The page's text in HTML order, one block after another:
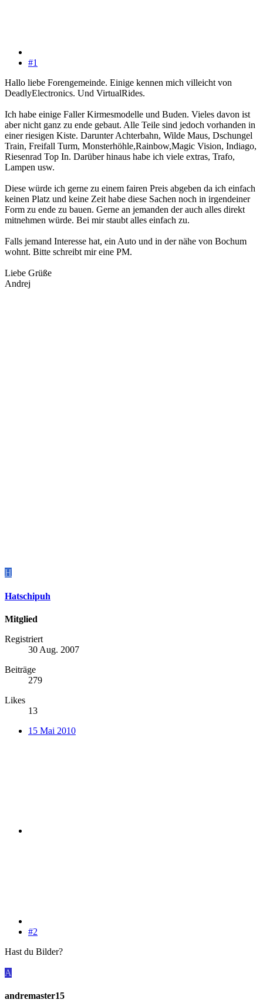
#1
Hallo liebe Forengemeinde. Einige kennen mich villeicht von
DeadlyElectronics. Und VirtualRides.
Ich habe einige Faller Kirmesmodelle und Buden. Vieles davon ist
aber nicht ganz zu ende gebaut. Alle Teile sind jedoch vorhanden in
einer riesigen Kiste. Darunter Achterbahn, Wilde Maus, Dschungel
Train, Freifall Turm, Monsterhöhle,Rainbow,Magic Vision, Indiago,
Riesenrad Top In. Darüber hinaus habe ich viele extras, Trafo,
Lampen usw.
Diese würde ich gerne zu einem fairen Preis abgeben da ich einfach
keinen Platz und keine Zeit habe diese Sachen noch in irgendeiner
Form zu ende zu bauen. Gerne an jemanden der auch alles direkt
mitnehmen würde. Bei mir staubt alles einfach zu.
Falls jemand Interesse hat, ein Auto und in der nähe von Bochum
wohnt. Bitte schreibt mir eine PM.
Liebe Grüße
Andrej
H
Hatschipuh
Mitglied
Registriert
30 Aug. 2007
Beiträge
279
Likes
13
15 Mai 2010
#2
Hast du Bilder?
A
andremaster15